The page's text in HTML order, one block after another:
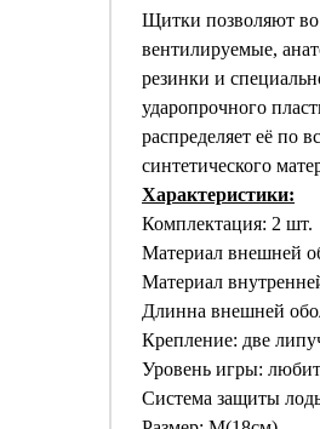
Щитки позволяют во
вентилируемые,
резинки и
ударопрочного
распределяет её по
синтетического
Характеристики:
Комплектация: 2 шт.
Материал внешней
Материал
Длинна внешней
Крепление: две
Уровень игры:
Система защиты